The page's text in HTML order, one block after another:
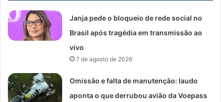
Janja pede o bloqueio de rede social no
Brasil após tragédia em transmissão ao
vivo
7 de agosto de 2026
Omissão e falta de manutenção: laudo
aponta o que derrubou avião da Voepass